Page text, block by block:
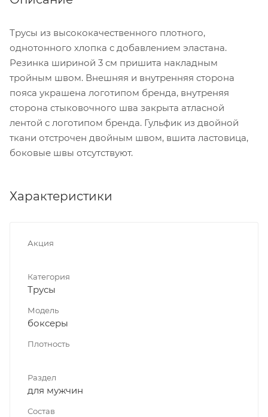
Трусы из высококачественного плотного,
однотонного хлопка с добавлением эластана.
Резинка шириной 3 см пришита накладным
тройным швом. Внешняя и внутренняя сторона
пояса украшена логотипом бренда, внутреняя
сторона стыковочного шва закрыта атласной
лентой с логотипом бренда. Гульфик из двойной
ткани отстрочен двойным швом, вшита ластовица,
боковые швы отсутствуют.
Характеристики
Акция
Категория
Трусы
Модель
боксеры
Плотность
Раздел
для мужчин
Состав